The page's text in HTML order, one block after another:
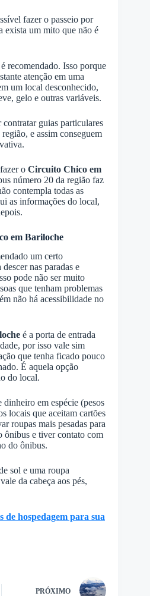
fazer o passeio por
exista um mito que não é
recomendado. Isso porque
atenção em uma
um local desconhecido,
gelo e outras variáveis.
guias particulares
e assim conseguem
o Circuito Chico em
número 20 da região faz
contempla todas as
as informações do local,
em Bariloche
um certo
nas paradas e
pode não ser muito
que tenham problemas
não há acessibilidade no
é a porta de entrada
por isso vale sim
que tenha ficado pouco
É aquela opção
do local.
em espécie (pesos
locais que aceitam cartões
roupas mais pesadas para
ônibus e tiver contato com
do ônibus.
sol e uma roupa
da cabeça aos pés,
de hospedagem para sua
PRÓXIMO